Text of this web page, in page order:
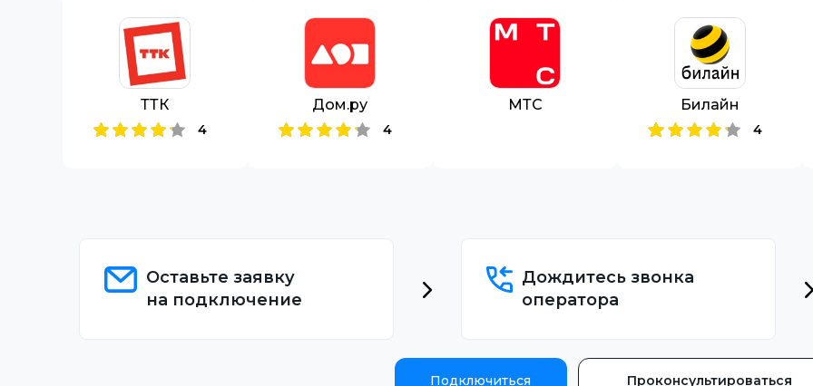
ТТК
4
Дом.ру
4
МТС Билайн
4
Оставьте заявку
на подключение
Дождитесь звонка
оператора
Подключиться Проконсультироваться